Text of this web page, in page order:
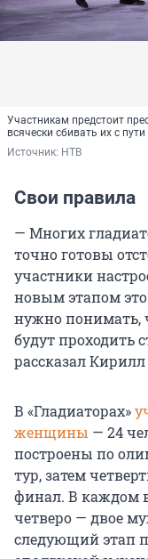
Участникам предстоит
всячески сбивать их с пути
Источник: НТВ
Свои правила
— Многих
точно готовы
участники
новым этапом это
нужно понимать,
будут проходить
рассказал
В «Гладиаторах»
женщины — 24
построены по
тур, затем
финал. В каждом
четверо — двое
следующий этап